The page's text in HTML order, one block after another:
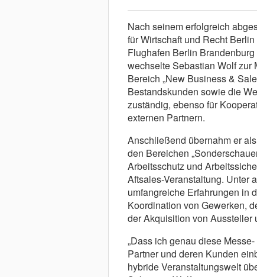
Nach seinem erfolgreich
für Wirtschaft und Recht
Flughafen Berlin
wechselte Sebastian Wolf zur
Bereich „New Business &
Bestandskunden sowie die
zuständig, ebenso für
externen Partnern.
Anschließend übernahm er
den Bereichen
Arbeitsschutz und
Aftsales-Veranstaltung. Unter
umfangreiche Erfahrungen in
Koordination von Gewerken,
der Akquisition von Aussteller
„Dass ich genau diese
Partner und deren Kunden
hybride Veranstaltungswelt